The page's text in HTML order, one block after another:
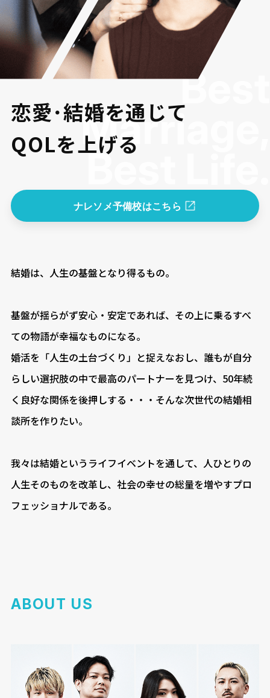
Best
Marriage,
Best Life.
恋愛･結婚を通じて
QOLを上げる
ナレソメ予備校はこちら
結婚は、人生の基盤となり得るもの。
基盤が揺らがず安心・安定であれば、その上に乗るすべ
ての物語が幸福なものになる。
婚活を「人生の土台づくり」と捉えなおし、誰もが自分
らしい選択肢の中で最高のパートナーを見つけ、50年続
く良好な関係を後押しする・・・そんな次世代の結婚相
談所を作りたい。
我々は結婚というライフイベントを通して、人ひとりの
人生そのものを改革し、社会の幸せの総量を増やすプロ
フェッショナルである。
ABOUT US